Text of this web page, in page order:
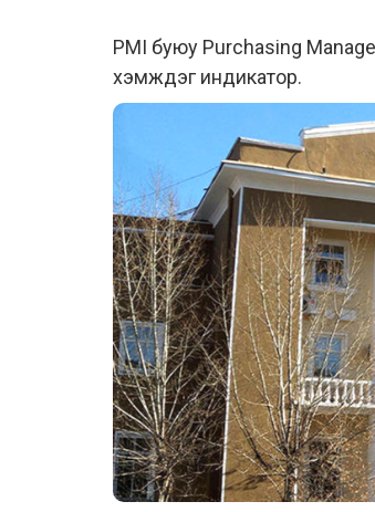
PMI буюу Purchasing
хэмждэг индикатор.